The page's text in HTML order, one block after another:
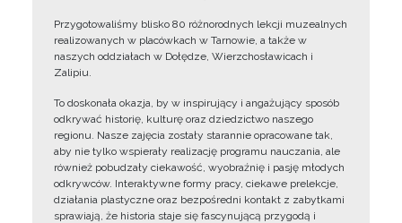
Przygotowaliśmy blisko 80 różnorodnych lekcji muzealnych
realizowanych w placówkach w Tarnowie, a także w
naszych oddziałach w Dołędze, Wierzchosławicach i
Zalipiu.
To doskonała okazja, by w inspirujący i angażujący sposób
odkrywać historię, kulturę oraz dziedzictwo naszego
regionu. Nasze zajęcia zostały starannie opracowane tak,
aby nie tylko wspierały realizację programu nauczania, ale
również pobudzały ciekawość, wyobraźnię i pasję młodych
odkrywców. Interaktywne formy pracy, ciekawe prelekcje,
działania plastyczne oraz bezpośredni kontakt z zabytkami
sprawiają, że historia staje się fascynującą przygodą i